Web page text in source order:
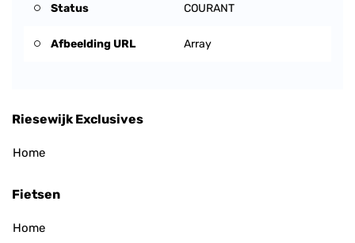
Status COURANT
Afbeelding URL Array
Riesewijk Exclusives
Home
Fietsen
Home